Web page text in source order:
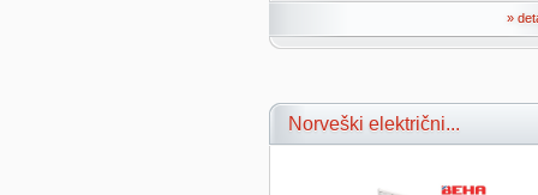
»
Norveški električni...